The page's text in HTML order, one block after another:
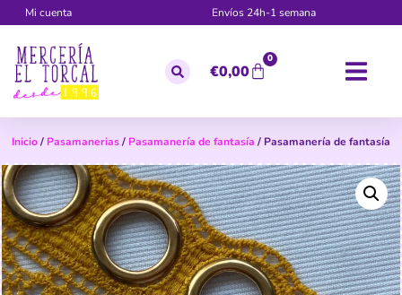
Mi cuenta Envíos 24h-1 semana
€0,00
0
Inicio/ Pasamanerias/ Pasamanería de fantasía / Pasamanería de fantasía